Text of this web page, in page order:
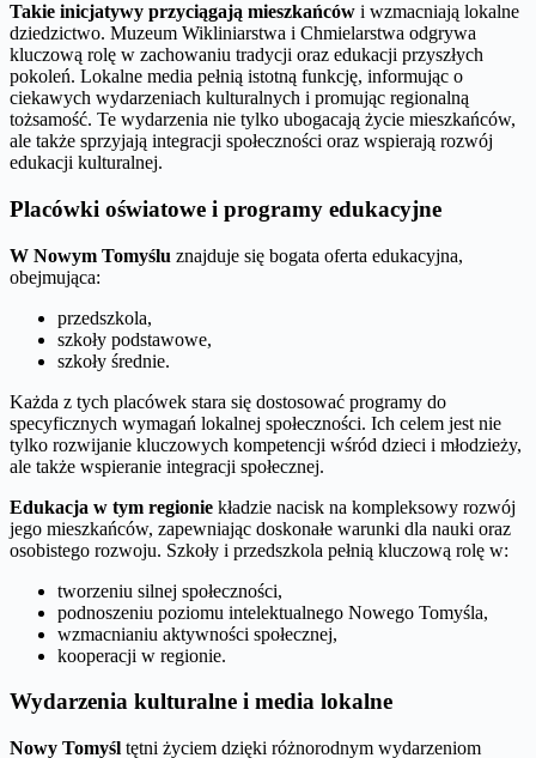
Takie inicjatywy przyciągają mieszkańców i wzmacniają lokalne
dziedzictwo. Muzeum Wikliniarstwa i Chmielarstwa odgrywa
kluczową rolę w zachowaniu tradycji oraz edukacji przyszłych
pokoleń. Lokalne media pełnią istotną funkcję, informując o
ciekawych wydarzeniach kulturalnych i promując regionalną
tożsamość. Te wydarzenia nie tylko ubogacają życie mieszkańców,
ale także sprzyjają integracji społeczności oraz wspierają rozwój
edukacji kulturalnej.
Placówki oświatowe i programy edukacyjne
W Nowym Tomyślu znajduje się bogata oferta edukacyjna,
obejmująca:
przedszkola,
szkoły podstawowe,
szkoły średnie.
Każda z tych placówek stara się dostosować programy do
specyficznych wymagań lokalnej społeczności. Ich celem jest nie
tylko rozwijanie kluczowych kompetencji wśród dzieci i młodzieży,
ale także wspieranie integracji społecznej.
Edukacja w tym regionie kładzie nacisk na kompleksowy rozwój
jego mieszkańców, zapewniając doskonałe warunki dla nauki oraz
osobistego rozwoju. Szkoły i przedszkola pełnią kluczową rolę w:
tworzeniu silnej społeczności,
podnoszeniu poziomu intelektualnego Nowego Tomyśla,
wzmacnianiu aktywności społecznej,
kooperacji w regionie.
Wydarzenia kulturalne i media lokalne
Nowy Tomyśl tętni życiem dzięki różnorodnym wydarzeniom